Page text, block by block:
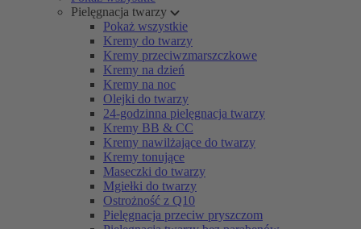
Pielęgnacja twarzy
Pokaż wszystkie
Kremy do twarzy
Kremy przeciwzmarszczkowe
Kremy na dzień
Kremy na noc
Olejki do twarzy
24-godzinna pielęgnacja twarzy
Kremy BB & CC
Kremy nawilżające do twarzy
Kremy tonujące
Maseczki do twarzy
Mgiełki do twarzy
Ostrożność z Q10
Pielęgnacja przeciw pryszczom